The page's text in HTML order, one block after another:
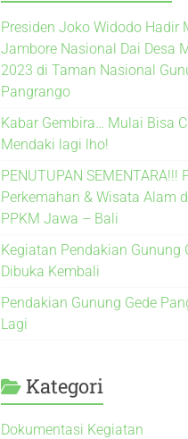
Presiden Joko Widodo Hadir
Jambore Nasional Dai Desa
2023 di Taman Nasional
Pangrango
Kabar Gembira… Mulai Bisa
Mendaki lagi lho!
PENUTUPAN SEMENTARA!!!
Perkemahan & Wisata Alam
PPKM Jawa – Bali
Kegiatan Pendakian Gunung
Dibuka Kembali
Pendakian Gunung Gede
Lagi
Kategori
Dokumentasi Kegiatan